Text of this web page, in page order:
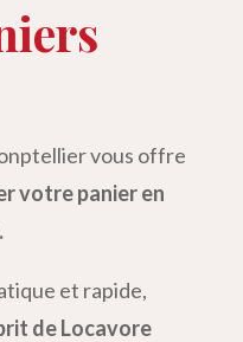
vous offre
votre panier en
et rapide,
de Locavore